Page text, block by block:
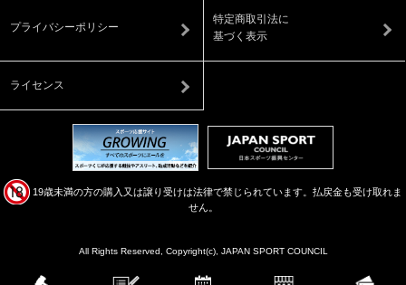
プライバシーポリシー
特定商取引法に
基づく表示
ライセンス
19歳未満の方の購入又は譲り受けは法律で禁じられています。払戻金も受け取れま
せん。
All Rights Reserved, Copyright(c), JAPAN SPORT COUNCIL